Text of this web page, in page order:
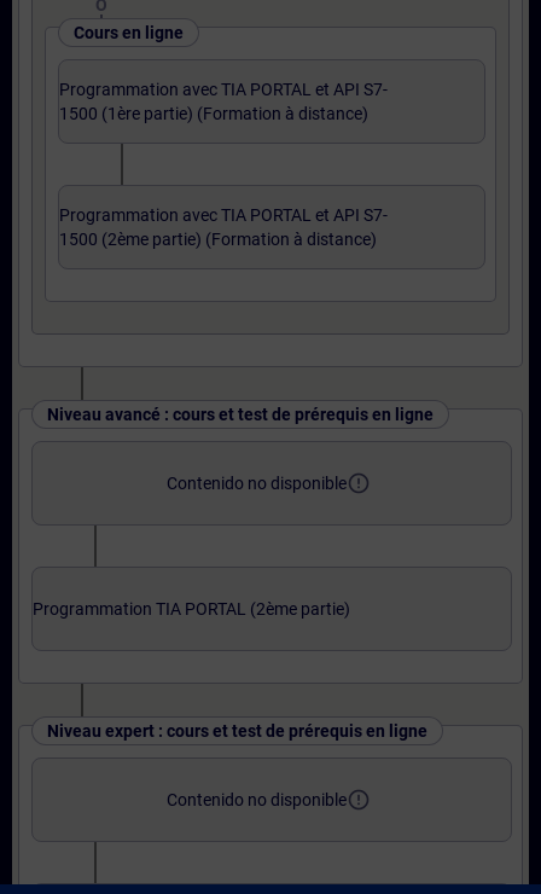
O
Cours en ligne
Programmation avec TIA PORTAL et API S7-
1500 (1ère partie) (Formation à distance)
Programmation avec TIA PORTAL et API S7-
1500 (2ème partie) (Formation à distance)
Niveau avancé : cours et test de prérequis en ligne
Contenido no disponibleerror_outline
Programmation TIA PORTAL (2ème partie)
Niveau expert : cours et test de prérequis en ligne
Contenido no disponibleerror_outline